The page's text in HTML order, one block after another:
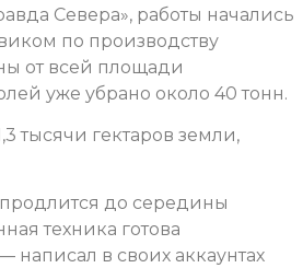
Севера», работы начались
по производству
от всей площади
уже убрано около 40 тонн.
тысячи гектаров земли,
до середины
техника готова
в своих аккаунтах